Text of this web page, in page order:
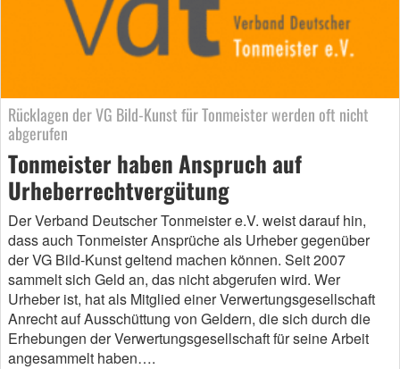
Rücklagen der VG Bild-Kunst für Tonmeister werden oft nicht
abgerufen
Tonmeister haben Anspruch auf
Urheberrechtvergütung
Der Verband Deutscher Tonmeister e.V. weist darauf hin,
dass auch Tonmeister Ansprüche als Urheber gegenüber
der VG Bild-Kunst geltend machen können. Seit 2007
sammelt sich Geld an, das nicht abgerufen wird. Wer
Urheber ist, hat als Mitglied einer Verwertungsgesellschaft
Anrecht auf Ausschüttung von Geldern, die sich durch die
Erhebungen der Verwertungsgesellschaft für seine Arbeit
angesammelt haben….